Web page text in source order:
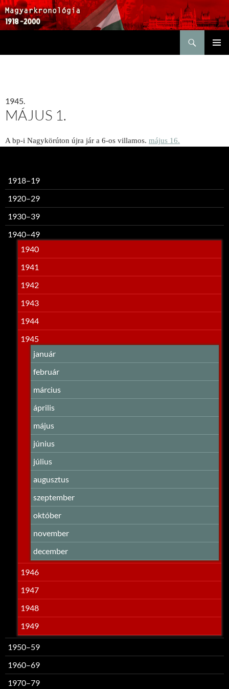
1945.
MÁJUS 1.
A bp-i Nagykörúton újra jár a 6-os villamos. május 16.
1918–19
1920–29
1930–39
1940–49
1940
1941
1942
1943
1944
1945
január
február
március
április
május
június
július
augusztus
szeptember
október
november
december
1946
1947
1948
1949
1950–59
1960–69
1970–79